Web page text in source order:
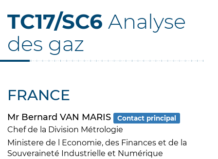
TC17/SC6 Analyse
des gaz
FRANCE
Mr Bernard VAN MARIS Contact principal
Chef de la Division Métrologie
Ministere de l Economie, des Finances et de la
Souveraineté Industrielle et Numérique